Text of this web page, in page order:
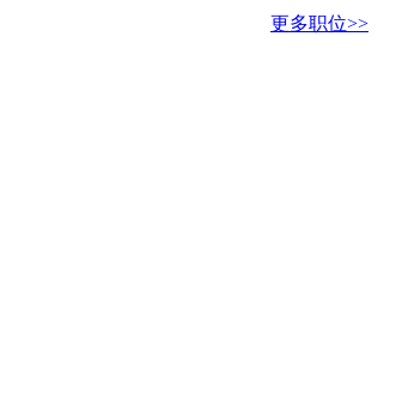
更多职位>>